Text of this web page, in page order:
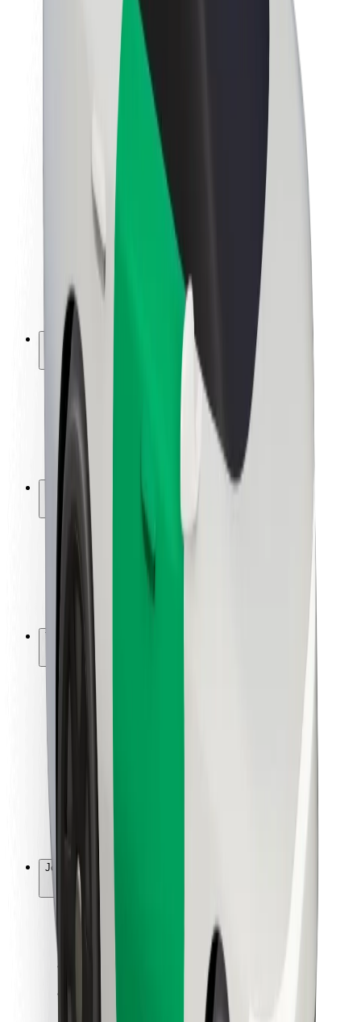
Lisätietoja Boltista
Kestävä kehitys Boltilla
Project Zero
Uutishuone
Brändiohjeistus
Missio
Sijoittajasuhteet
Brändi
Media
Urban Fund
Turvallisuus
Matkustajan turvallisuus
Kuljettajan turvallisuus
Potkulautojen turvallisuus
Turvallisuus Lab
Kaupungit
Sijainnit
Kaupunkiratkaisut
Lentokentät
Boltin lataustelineet
Tuki
Matkustajille
Kuljettajille
Ruokaläheteille
Fleet Ownereille
Ravintoloille
Bolt for Business
Jotain muuta
Ehdot